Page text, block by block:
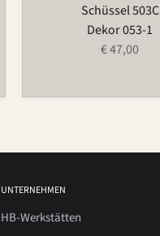
Schüssel 503C
Dekor 053-1
€ 47,00
UNTERNEHMEN
HB-Werkstätten